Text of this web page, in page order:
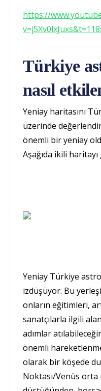
https://
Türkiye
nasıl
Yeniay haritasını
üzerinde
önemli bir yeniay
Aşağıda ikili
Yeniay Türkiye
izdüşüyor. Bu
onların eğitimleri,
sanatçılarla ilgili
adımlar
önemli
olarak bir köşede
Noktası/Venüs orta